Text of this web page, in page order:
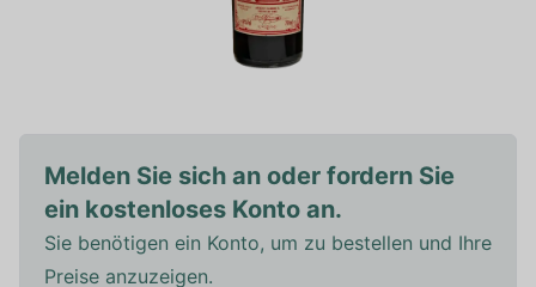
Melden Sie sich an oder fordern Sie
ein kostenloses Konto an.
Sie benötigen ein Konto, um zu bestellen und Ihre
Preise anzuzeigen.